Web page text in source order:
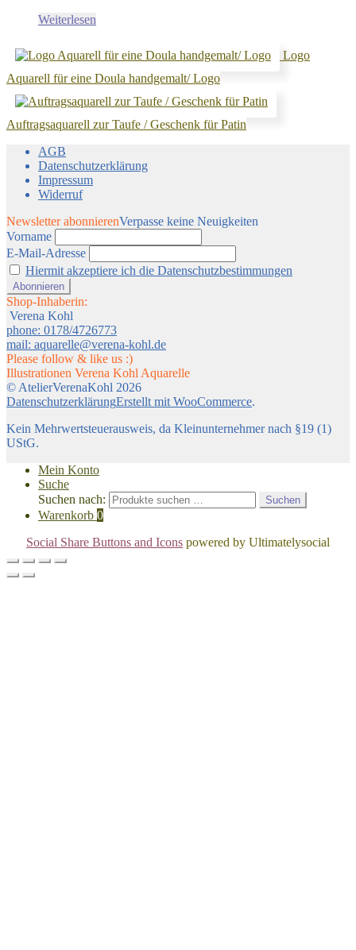
Weiterlesen
Logo
Aquarell für eine Doula handgemalt/ Logo
Auftragsaquarell zur Taufe / Geschenk für Patin
AGB
Datenschutzerklärung
Impressum
Widerruf
Newsletter abonnierenVerpasse keine Neuigkeiten
Vorname
E-Mail-Adresse
Hiermit akzeptiere ich die Datenschutzbestimmungen
Shop-Inhaberin:
Verena Kohl
phone: 0178/4726773
mail: aquarelle@verena-kohl.de
Please follow & like us :)
Illustrationen Verena Kohl Aquarelle
© AtelierVerenaKohl 2026
DatenschutzerklärungErstellt mit WooCommerce.
Kein Mehrwertsteuerausweis, da Kleinunternehmer nach §19 (1)
UStG.
Mein Konto
Suche
Suchen nach:
Suchen
Warenkorb 0
Social Share Buttons and Icons powered by Ultimatelysocial